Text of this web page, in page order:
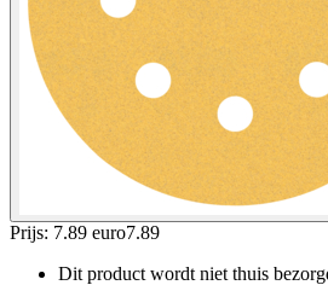
Prijs: 7.89 euro7.89
Dit product wordt niet thuis